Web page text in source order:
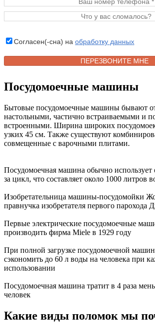
Согласен(-сна) на обработку данных
Посудомоечные машины
Бытовые посудомоечные машины бывают
настольными, частично встраиваемыми и
встроенными. Ширина широких посудомоек
узких 45 см. Также существуют
совмещенные с варочными плитами.
Посудомоечная машина обычно использует
за цикл, что составляет около 1000 литров
Изобретательница машины-посудомойки
правнучка изобретателя первого парохода
Первые электрические посудомоечные
производить фирма Miele в 1929 году
При полной загрузке посудомоечной
сэкономить до 60 л воды на человека при
использовании
Посудомоечная машина тратит в 4 раза
человек
Какие виды поломок мы